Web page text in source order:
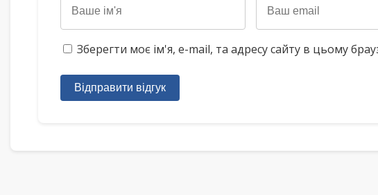
Зберегти моє ім'я, e-mail, та адресу сайту в цьому
Відправити відгук